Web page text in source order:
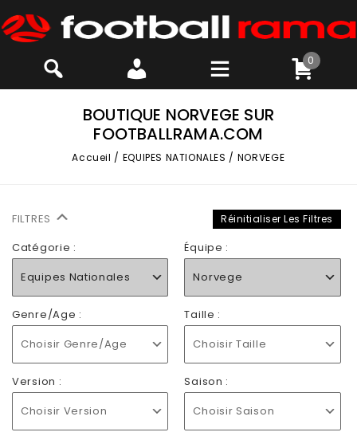
0
BOUTIQUE NORVEGE SUR
FOOTBALLRAMA.COM
Accueil / EQUIPES NATIONALES / NORVEGE
FILTRES Réinitialiser Les Filtres
Catégorie :
Equipes Nationales
Équipe :
Norvege
Genre/Age :
Choisir Genre/Age
Taille :
Choisir Taille
Version :
Choisir Version
Saison :
Choisir Saison